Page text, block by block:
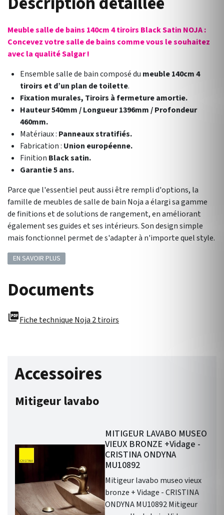
Meuble salle de bains 140cm 4 tiroirs Black Satin NOJA :
Concevez votre salle de bains comme vous le souhaitez
avec la qualité Salgar !
Ensemble salle de bain composé du meuble 140cm 4
tiroirs et d’un plan de toilette.
Fixation murales, Tiroirs à fermeture amortie.
Hauteur 540mm / Longueur 1396mm / Profondeur
460mm.
Matériaux : Panneaux stratifiés.
Fabrication : Union européenne.
Finition Black satin.
Garantie 5 ans.
Parce que l'essentiel peut aussi être rempli d'options, la
famille de meubles de salle de bain Noja a élargi sa gamme
de finitions et de solutions de rangement, en améliorant
également ses guides et ses intérieurs. Son design simple
mais fonctionnel permet de s'adapter à n'importe quel style.
EN SAVOIR PLUS
Documents
picture_as_pdfFiche technique Noja 2 tiroirs
Accessoires
Mitigeur lavabo
MITIGEUR LAVABO MUSEO
VIEUX BRONZE +Vidage -
CRISTINA ONDYNA
MU10892
Mitigeur lavabo museo vieux
bronze + Vidage - CRISTINA
ONDYNA MU10892 Mitigeur